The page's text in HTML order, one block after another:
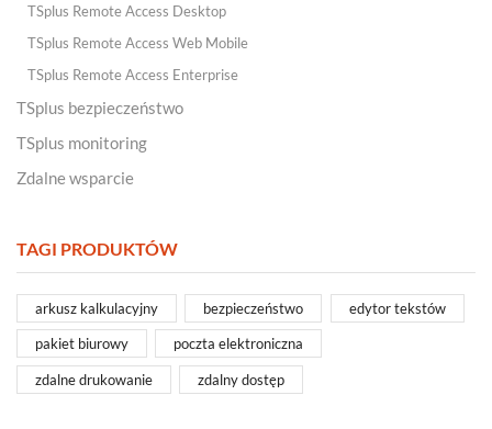
TSplus Remote Access Desktop
TSplus Remote Access Web Mobile
TSplus Remote Access Enterprise
TSplus bezpieczeństwo
TSplus monitoring
Zdalne wsparcie
TAGI PRODUKTÓW
arkusz kalkulacyjny bezpieczeństwo edytor tekstów
pakiet biurowy poczta elektroniczna
zdalne drukowanie zdalny dostęp